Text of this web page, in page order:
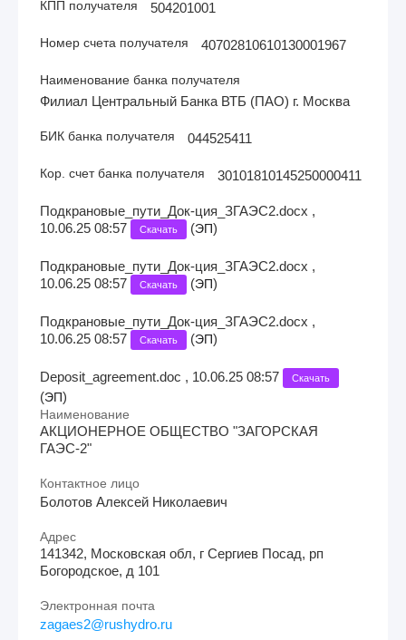
КПП получателя 504201001
Номер счета получателя 40702810610130001967
Наименование банка получателя
Филиал Центральный Банка ВТБ (ПАО) г. Москва
БИК банка получателя 044525411
Кор. счет банка получателя 30101810145250000411
Подкрановые_пути_Док-ция_ЗГАЭС2.docx ,
10.06.25 08:57
Скачать (ЭП)
Подкрановые_пути_Док-ция_ЗГАЭС2.docx ,
10.06.25 08:57
Скачать (ЭП)
Подкрановые_пути_Док-ция_ЗГАЭС2.docx ,
10.06.25 08:57
Скачать (ЭП)
Deposit_agreement.doc , 10.06.25 08:57 Скачать
(ЭП)
Наименование
АКЦИОНЕРНОЕ ОБЩЕСТВО "ЗАГОРСКАЯ
ГАЭС-2"
Контактное лицо
Болотов Алексей Николаевич
Адрес
141342, Московская обл, г Сергиев Посад, рп
Богородское, д 101
Электронная почта
zagaes2@rushydro.ru